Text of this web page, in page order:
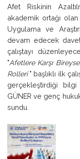
Afet Riskinin
akademik ortağı
Uygulama ve
devam edecek
çalıştayı
"Afetlere Karşı
Rolleri" başlıklı ilk
gerçekleştirdiği bilgi
GÜNER ve genç
sundu.